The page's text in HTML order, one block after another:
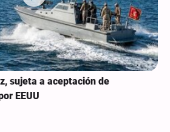
sujeta a aceptación de
EEUU